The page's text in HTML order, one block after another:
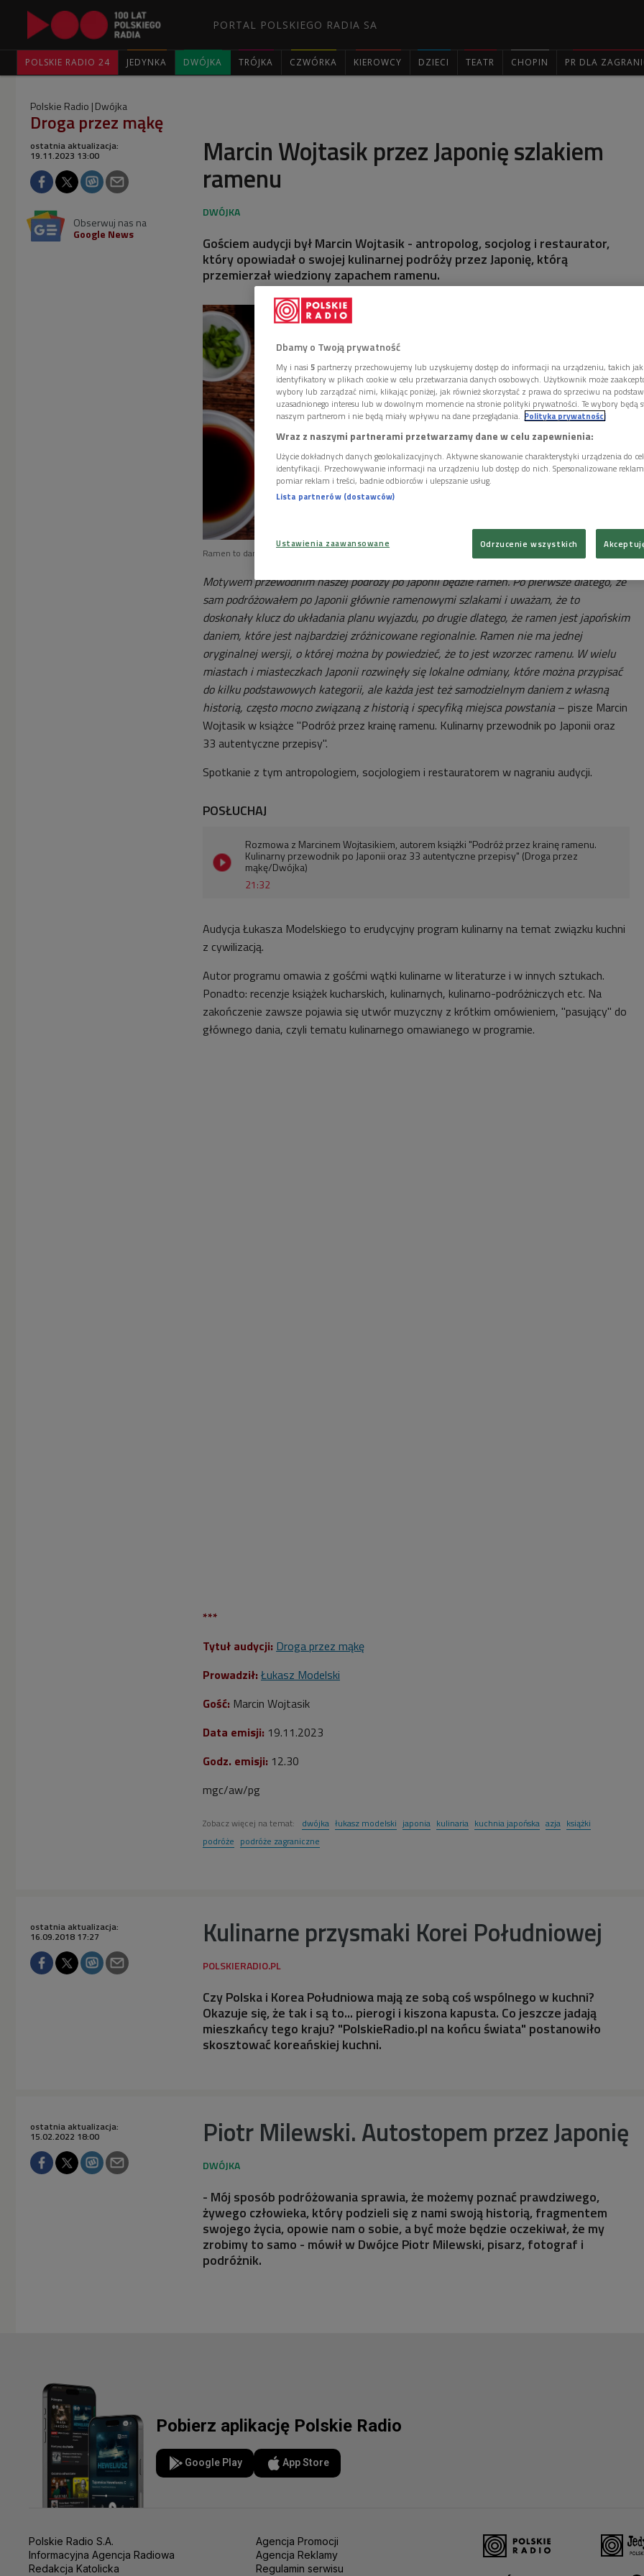
PORTAL POLSKIEGO RADIA SA
POLSKIE RADIO 24 JEDYNKA DWÓJKA TRÓJKA CZWÓRKA KIEROWCY DZIECI TEATR CHOPIN PR DLA
Polskie Radio Dwójka
Droga przez mąkę
Marcin Wojtasik przez Japonię szlakiem
ramenu
ostatnia aktualizacja:
19.11.2023 13:00
Obserwuj nas na
Google News
Gościem audycji był Marcin Wojtasik - antropolog, socjolog i restaurator,
który opowiadał o swojej kulinarnej podróży przez Japonię, którą
przemierzał wiedziony zapachem ramenu.
Ramen to danie kuchni japońskiej
Motywem przewodnim naszej podróży po Japonii będzie ramen. Po pierwsze dlatego, że
sam podróżowałem po Japonii głównie ramenowymi szlakami i uważam, że to
doskonały klucz do układania planu wyjazdu, po drugie dlatego, że ramen jest japońskim
daniem, które jest najbardziej zróżnicowane regionalnie. Ramen nie ma jednej
oryginalnej wersji, o której można by powiedzieć, że to jest wzorzec ramenu. W wielu
miastach i miasteczkach Japonii rozwinęły się lokalne odmiany, które można przypisać
do kilku podstawowych kategorii, ale każda jest też samodzielnym daniem z własną
historią, często mocno związaną z historią i specyfiką miejsca powstania– pisze Marcin
Wojtasik w książce "Podróż przez krainę ramenu. Kulinarny przewodnik po Japonii oraz
33 autentyczne przepisy".
Spotkanie z tym antropologiem, socjologiem i restauratorem w nagraniu audycji.
POSŁUCHAJ
21:32
Rozmowa z Marcinem Wojtasikiem, autorem książki "Podróż przez krainę ramenu.
Kulinarny przewodnik po Japonii oraz 33 autentyczne przepisy" (Droga przez
mąkę/Dwójka)
Audycja Łukasza Modelskiego to erudycyjny program kulinarny na temat związku kuchni
z cywilizacją.
Autor programu omawia z gośćmi wątki kulinarne w literaturze i w innych sztukach.
Ponadto: recenzje książek kucharskich, kulinarnych, kulinarno-podróżniczych etc. Na
zakończenie zawsze pojawia się utwór muzyczny z krótkim omówieniem, "pasujący" do
głównego dania, czyli tematu kulinarnego omawianego w programie.
***
Tytuł audycji: Droga przez mąkę
Prowadził: Łukasz Modelski
Gość: Marcin Wojtasik
Data emisji: 19.11.2023
Godz. emisji: 12.30
mgc/aw/pg
Zobacz więcej na temat: dwójka łukasz modelski japonia kulinaria kuchnia japońska azja książki
podróże podróże zagraniczne
Kulinarne przysmaki Korei Południowej
ostatnia aktualizacja:
16.09.2018 17:27
Czy Polska i Korea Południowa mają ze sobą coś wspólnego w kuchni?
Okazuje się, że tak i są to... pierogi i kiszona kapusta. Co jeszcze jadają
mieszkańcy tego kraju? "PolskieRadio.pl na końcu świata" postanowiło
skosztować koreańskiej kuchni.
Piotr Milewski. Autostopem przez Japonię
ostatnia aktualizacja:
15.02.2022 18:00
- Mój sposób podróżowania sprawia, że możemy poznać prawdziwego,
żywego człowieka, który podzieli się z nami swoją historią, fragmentem
swojego życia, opowie nam o sobie, a być może będzie oczekiwał, że my
zrobimy to samo - mówił w Dwójce Piotr Milewski, pisarz, fotograf i
podróżnik.
Pobierz aplikację Polskie Radio
Google Play App Store
Polskie Radio S.A.
Informacyjna Agencja Radiowa
Redakcja Katolicka
Agencja Promocji
Agencja Reklamy
Regulamin serwisu
Dbamy o Twoją prywatność
My i nasi 5 partnerzy przechowujemy lub uzyskujemy dostęp do informacji na urządzeniu, takich
identyfikatory w plikach cookie w celu przetwarzania danych osobowych. Użytkownik może
wybory lub zarządzać nimi, klikając poniżej, jak również skorzystać z prawa do sprzeciwu na
uzasadnionego interesu lub w dowolnym momencie na stronie polityki prywatności. Te wybory będą
naszym partnerom i nie będą miały wpływu na dane przeglądania. Polityka prywatności
Wraz z naszymi partnerami przetwarzamy dane w celu zapewnienia:
Użycie dokładnych danych geolokalizacyjnych. Aktywne skanowanie charakterystyki urządzenia do
identyfikacji. Przechowywanie informacji na urządzeniu lub dostęp do nich. Spersonalizowane
pomiar reklam i treści, badnie odbiorców i ulepszanie usług.
Lista partnerów (dostawców)
Ustawienia zaawansowane Odrzucenie wszystkich